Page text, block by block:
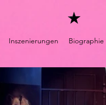
Inszenierungen Biographie